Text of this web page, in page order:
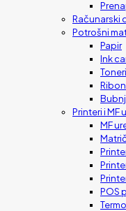
Računarski
Potrošni
Papir
Ink
Toneri
Printeri i MF
MF
POS